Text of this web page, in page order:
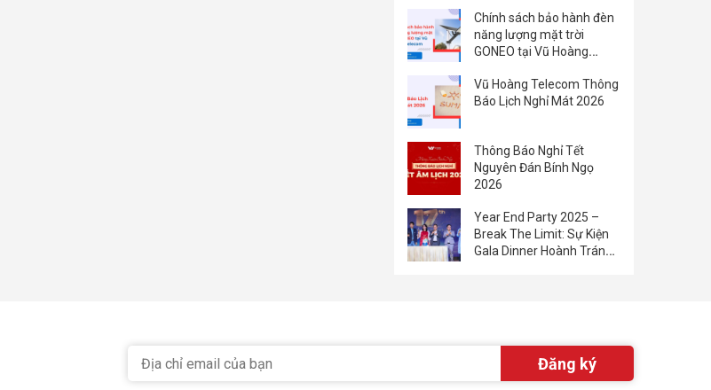
Chính sách bảo hành đèn
năng lượng mặt trời
GONEO tại Vũ Hoàng
Vũ Hoàng Telecom Thông
Báo Lịch Nghỉ Mát 2026
Thông Báo Nghỉ Tết
Nguyên Đán Bính Ngọ
2026
Year End Party 2025 –
Break The Limit: Sự Kiện
Gala Dinner Hoành Tráng